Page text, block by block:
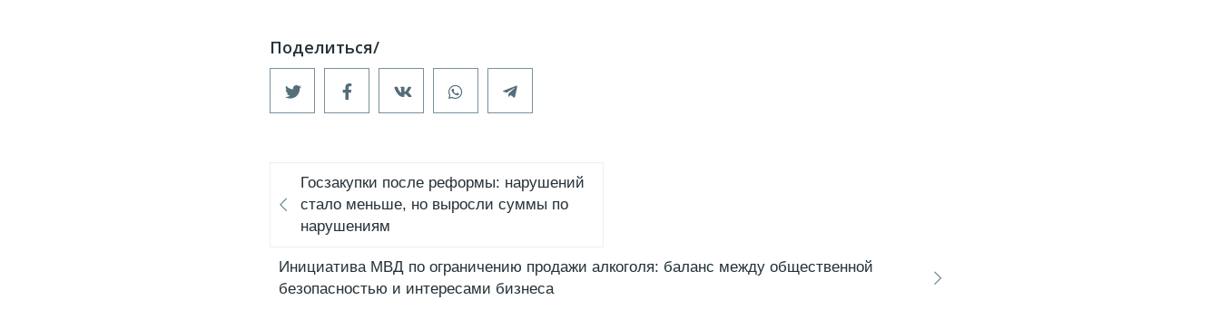
Госзакупки после реформы: нарушений
стало меньше, но выросли суммы по
нарушениям
Инициатива МВД по ограничению продажи алкоголя: баланс между общественной
безопасностью и интересами бизнеса